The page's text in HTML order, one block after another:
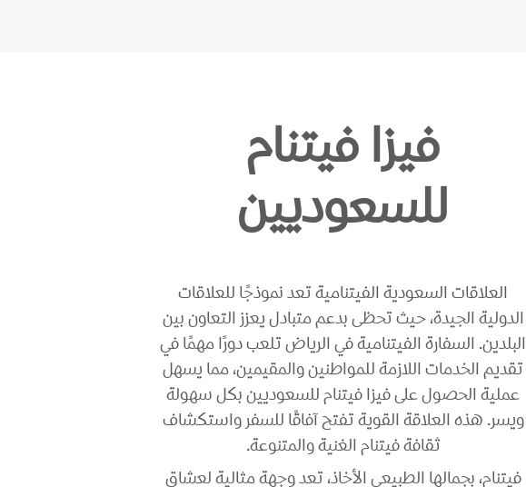
فيزا فيتنام
للسعوديين
العلاقات السعودية الفيتنامية تعد نموذجًا للعلاقات
الدولية الجيدة، حيث تحظى بدعم متبادل يعزز التعاون بين
البلدين. السفارة الفيتنامية في الرياض تلعب دورًا مهمًا في
تقديم الخدمات اللازمة للمواطنين والمقيمين، مما يسهل
عملية الحصول على فيزا فيتنام للسعوديين بكل سهولة
ويسر. هذه العلاقة القوية تفتح آفاقًا للسفر واستكشاف
ثقافة فيتنام الغنية والمتنوعة.
فيتنام، بجمالها الطبيعي الأخاذ، تعد وجهة مثالية لعشاق